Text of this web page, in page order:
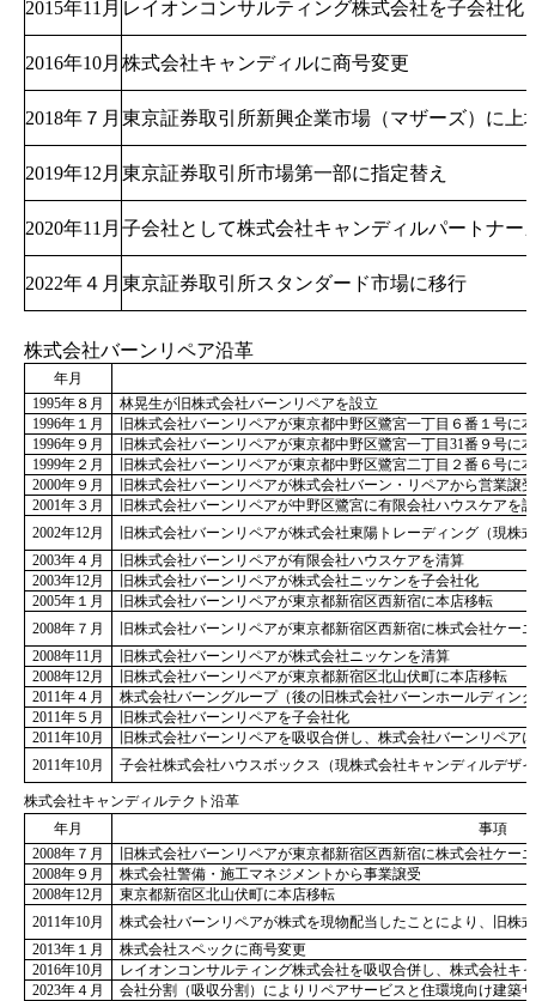
2015年11月 レイオンコンサルティング株式会社を子会社化
2016年10月 株式会社キャンディルに商号変更
2018年７月 東京証券取引所新興企業市場（マザーズ）に上
2019年12月 東京証券取引所市場第一部に指定替え
2020年11月 子会社として株式会社キャンディルパートナー
2022年４月 東京証券取引所スタンダード市場に移行
株式会社バーンリペア沿革
年月
1995年８月
林晃生が旧株式会社バーンリペアを設立
1996年１月
旧株式会社バーンリペアが東京都中野区鷺宮一丁目６番１号に
1996年９月
旧株式会社バーンリペアが東京都中野区鷺宮一丁目31番９号に
1999年２月
旧株式会社バーンリペアが東京都中野区鷺宮二丁目２番６号に
2000年９月
旧株式会社バーンリペアが株式会社バーン・リペアから営業譲受
2001年３月
旧株式会社バーンリペアが中野区鷺宮に有限会社ハウスケアを
2002年12月
旧株式会社バーンリペアが株式会社東陽トレーディング（現株
2003年４月
旧株式会社バーンリペアが有限会社ハウスケアを清算
2003年12月
旧株式会社バーンリペアが株式会社ニッケンを子会社化
2005年１月
旧株式会社バーンリペアが東京都新宿区西新宿に本店移転
2008年７月
旧株式会社バーンリペアが東京都新宿区西新宿に株式会社ケー
2008年11月
旧株式会社バーンリペアが株式会社ニッケンを清算
2008年12月
旧株式会社バーンリペアが東京都新宿区北山伏町に本店移転
2011年４月
株式会社バーングループ（後の旧株式会社バーンホールディン
2011年５月
旧株式会社バーンリペアを子会社化
2011年10月
旧株式会社バーンリペアを吸収合併し、株式会社バーンリペア
2011年10月
子会社株式会社ハウスボックス（現株式会社キャンディルデザ
株式会社キャンディルテクト沿革
年月
事項
2008年７月
旧株式会社バーンリペアが東京都新宿区西新宿に株式会社ケー
2008年９月
株式会社警備・施工マネジメントから事業譲受
2008年12月
東京都新宿区北山伏町に本店移転
2011年10月
株式会社バーンリペアが株式を現物配当したことにより、旧株
2013年１月
株式会社スペックに商号変更
2016年10月
レイオンコンサルティング株式会社を吸収合併し、株式会社キ
2023年４月
会社分割（吸収分割）によりリペアサービスと住環境向け建築